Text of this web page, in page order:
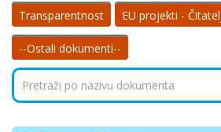
Transparentnost EU projekti -
--Ostali dokumenti--